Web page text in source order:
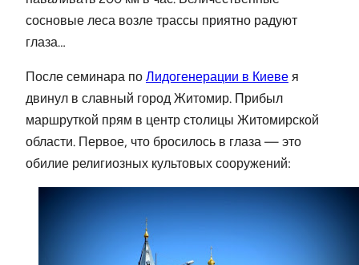
сосновые леса возле трассы приятно радуют
глаза…
После семинара по Лидогенерации в Киеве я
двинул в славный город Житомир. Прибыл
маршруткой прям в центр столицы Житомирской
области. Первое, что бросилось в глаза — это
обилие религиозных культовых сооружений: